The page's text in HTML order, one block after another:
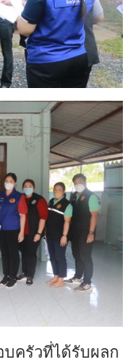
บครัวที่ได้รับผลก